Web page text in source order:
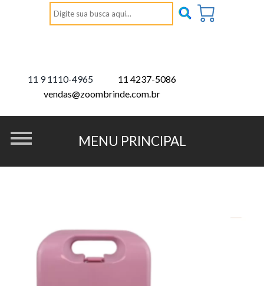
11 9 1110-4965
11 4237-5086
vendas@zoombrinde.com.br